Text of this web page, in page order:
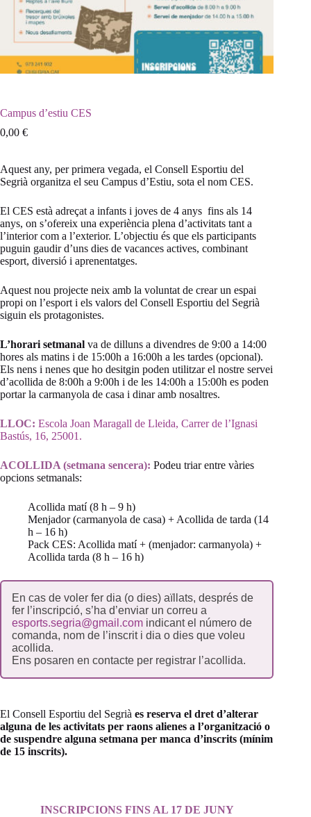
Campus d’estiu CES
0,00 €
Aquest any, per primera vegada, el Consell Esportiu del
Segrià organitza el seu Campus d’Estiu, sota el nom CES.
El CES està adreçat a infants i joves de 4 anys fins als 14
anys, on s’ofereix una experiència plena d’activitats tant a
l’interior com a l’exterior. L’objectiu és que els participants
puguin gaudir d’uns dies de vacances actives, combinant
esport, diversió i aprenentatges.
Aquest nou projecte neix amb la voluntat de crear un espai
propi on l’esport i els valors del Consell Esportiu del Segrià
siguin els protagonistes.
L’horari setmanal va de dilluns a divendres de 9:00 a 14:00
hores als matins i de 15:00h a 16:00h a les tardes (opcional).
Els nens i nenes que ho desitgin poden utilitzar el nostre servei
d’acollida de 8:00h a 9:00h i de les 14:00h a 15:00h es poden
portar la carmanyola de casa i dinar amb nosaltres.
LLOC: Escola Joan Maragall de Lleida, Carrer de l’Ignasi
Bastús, 16, 25001.
ACOLLIDA (setmana sencera): Podeu triar entre vàries
opcions setmanals:
Acollida matí (8 h – 9 h)
Menjador (carmanyola de casa) + Acollida de tarda (14
h – 16 h)
Pack CES: Acollida matí + (menjador: carmanyola) +
Acollida tarda (8 h – 16 h)
En cas de voler fer dia (o dies) aïllats, després de
fer l’inscripció, s’ha d’enviar un correu a
esports.segria@gmail.com indicant el número de
comanda, nom de l’inscrit i dia o dies que voleu
acollida.
Ens posaren en contacte per registrar l’acollida.
El Consell Esportiu del Segrià es reserva el dret d’alterar
alguna de les activitats per raons alienes a l’organització o
de suspendre alguna setmana per manca d’inscrits (mínim
de 15 inscrits).
INSCRIPCIONS FINS AL 17 DE JUNY